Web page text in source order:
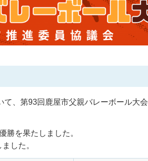
、第93回鹿屋市父親バレーボール大
勝を果たしました。
した。